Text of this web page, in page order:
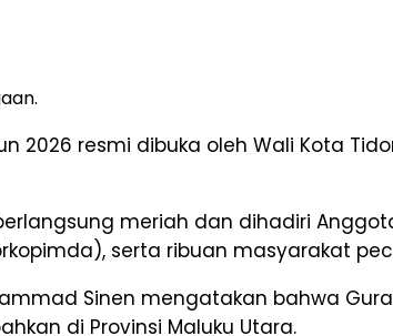
2026 resmi dibuka oleh Wali Kota
meriah dan dihadiri Anggota
serta ribuan masyarakat
Sinen mengatakan bahwa
di Provinsi Maluku Utara.